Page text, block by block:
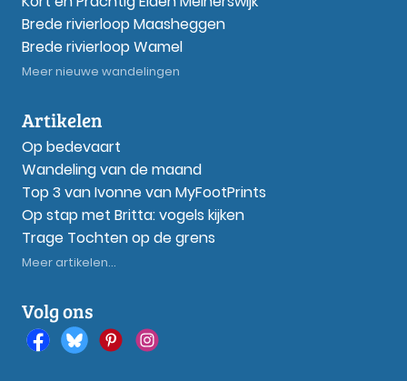
Brede rivierloop Maasheggen
Brede rivierloop Wamel
Meer nieuwe wandelingen
Artikelen
Op bedevaart
Wandeling van de maand
Top 3 van Ivonne van MyFootPrints
Op stap met Britta: vogels kijken
Trage Tochten op de grens
Meer artikelen...
Volg ons